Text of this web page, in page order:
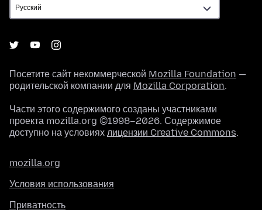
Посетите сайт некоммерческой Mozilla Foundation —
родительской компании для Mozilla Corporation.
Части этого содержимого созданы участниками
проекта mozilla.org ©1998–2026. Содержимое
доступно на условиях лицензии Creative Commons.
mozilla.org
Условия использования
Приватность